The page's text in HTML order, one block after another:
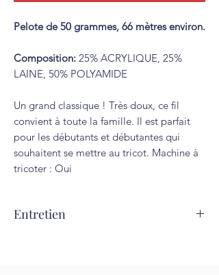
Pelote de 50 grammes, 66 mètres environ.
Composition: 25% ACRYLIQUE, 25%
LAINE, 50% POLYAMIDE
Un grand classique ! Très doux, ce fil
convient à toute la famille. Il est parfait
pour les débutants et débutantes qui
souhaitent se mettre au tricot. Machine à
tricoter : Oui
Entretien